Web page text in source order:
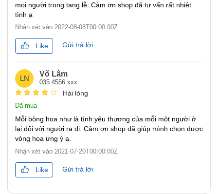
mọi người trong tang lễ. Cảm ơn shop đã tư vấn rất nhiệt
tình ạ
Nhận xét vào 2022-08-08T00:00:00Z
Like Gửi trả lời
LN
Võ Lâm
035.4556.xxx
Hài lòng
Đã mua
Mỗi bông hoa như là tình yêu thương của mỗi một người ở
lại đối với người ra đi. Cảm ơn shop đã giúp mình chọn được
vòng hoa ưng ý ạ.
Nhận xét vào 2021-07-20T00:00:00Z
Like Gửi trả lời